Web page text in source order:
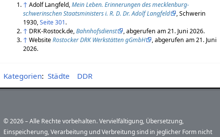
↑ Adolf Langfeld,Mein Leben. Erinnerungen des mecklenburg-
schwerinschen Staatsministers i. R. D. Dr. Adolf Langfeld
, Schwerin
1930,Seite 301.
↑ DRK-Rostock.de,Bahnhofsdienst
, abgerufen am 21. Juni 2026.
↑ WebsiteRostocker DRK Werkstätten gGmbH
, abgerufen am 21. Juni
2026.
Kategorien: Städte DDR
© 2026 – Alle Rechte vorbehalten. Vervielfältigung, Übersetzung,
Einspeicherung, Verarbeitung und Verbreitung sind in jeglicher Form nicht